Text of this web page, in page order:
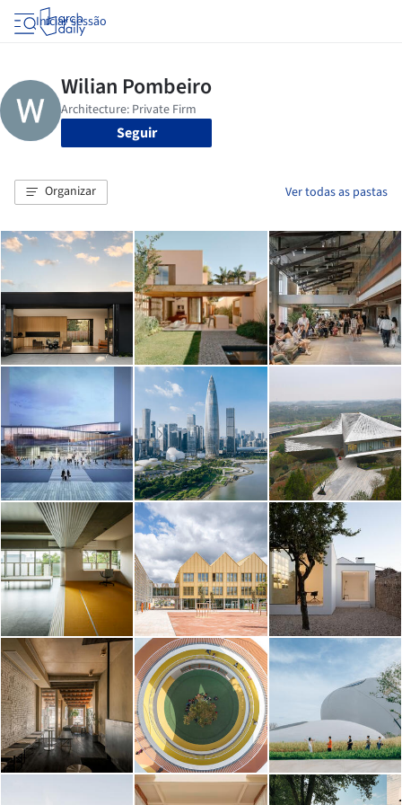
Iniciar sessão
Seguir
Organizar Ver todas as pastas